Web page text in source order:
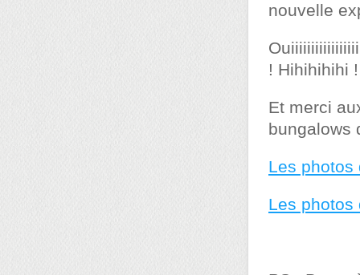
nouvelle
! Hihihihihi !
Et merci
bungalows
Les
Les photos